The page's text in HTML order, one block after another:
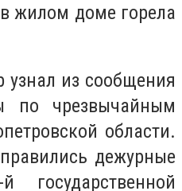
жилом доме горела
из сообщения
по чрезвычайным
области.
дежурные
государственной